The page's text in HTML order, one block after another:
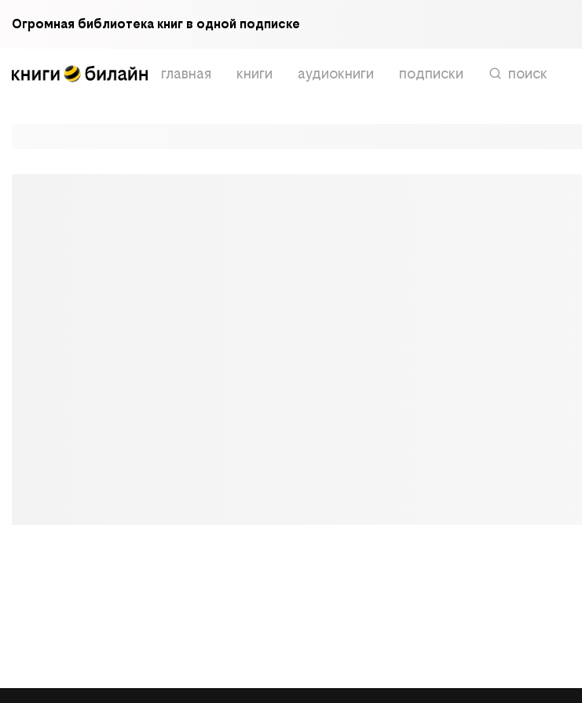
Огромная библиотека книг в одной подписке
главная книги аудиокниги подписки поиск